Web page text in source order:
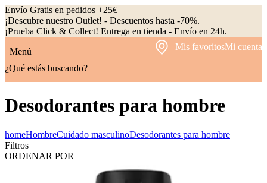
Envío Gratis en pedidos +25€
¡Descubre nuestro Outlet! - Descuentos hasta -70%.
¡Prueba Click & Collect! Entrega en tienda - Envío en 24h.
Menú
Mis favoritosMi cuenta
¿Qué estás buscando?
Desodorantes para hombre
homeHombreCuidado masculinoDesodorantes para hombre
Filtros
ORDENAR POR